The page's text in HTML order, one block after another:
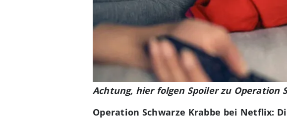
Achtung, hier folgen Spoiler zu Operation
Operation Schwarze Krabbe bei Netflix: